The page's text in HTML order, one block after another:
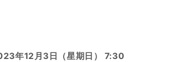
年12月3日（星期日） 7:30